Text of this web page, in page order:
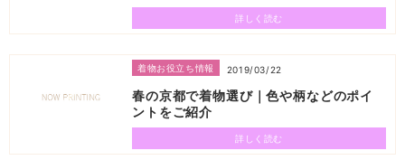
詳しく読む
着物お役立ち情報 2019/03/22
春の京都で着物選び｜色や柄などのポイ
ントをご紹介
詳しく読む